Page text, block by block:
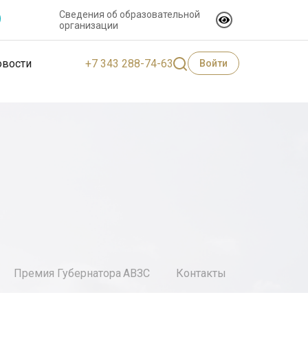
Сведения об образовательной
организации
+7 343 288-74-63 Войти
Премия Губернатора АВЗС Контакты